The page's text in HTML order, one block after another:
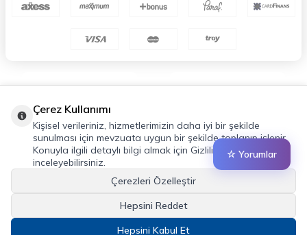
☆ Yorumlar
Çerez Kullanımı
Kişisel verileriniz, hizmetlerimizin daha iyi bir şekilde
sunulması için mevzuata uygun bir şekilde toplanıp işlenir.
Konuyla ilgili detaylı bilgi almak için Gizlilik Politikamızı
inceleyebilirsiniz.
Çerezleri Özelleştir
Hepsini Reddet
Hepsini Kabul Et